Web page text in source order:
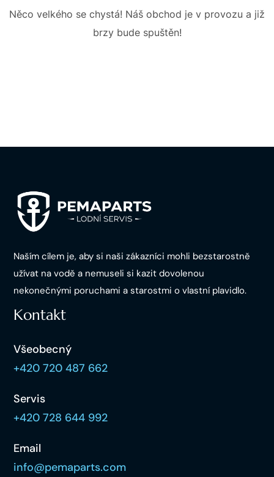
Něco velkého se chystá! Náš obchod je v provozu a již
brzy bude spuštěn!
Naším cílem je, aby si naši zákazníci mohli bezstarostně
užívat na vodě a nemuseli si kazit dovolenou
nekonečnými poruchami a starostmi o vlastní plavidlo.
Kontakt
Všeobecný
+420 720 487 662
Servis
+420 728 644 992
Email
info@pemaparts.com